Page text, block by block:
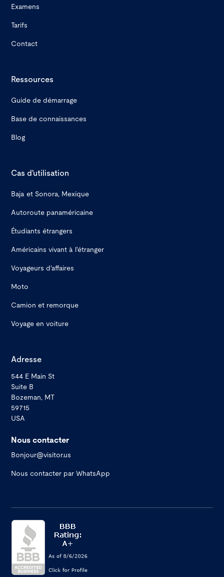
Examens
Tarifs
Contact
Ressources
Guide de démarrage
Base de connaissances
Blog
Cas d'utilisation
Baja et Sonora, Mexique
Autoroute panaméricaine
Étudiants étrangers
Américains vivant à l'étranger
Voyageurs d'affaires
Moto
Camion et remorque
Voyage en voiture
Adresse
544 E Main St
Suite B
Bozeman, MT
59715
USA
Nous contacter
Bonjour@visitor.us
Nous contacter par WhatsApp